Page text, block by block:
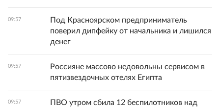
09:57
Под Красноярском предприниматель
поверил дипфейку от начальника и лишился
денег
09:57
Россияне массово недовольны сервисом в
пятизвездочных отелях Египта
09:57
ПВО утром сбила 12 беспилотников над